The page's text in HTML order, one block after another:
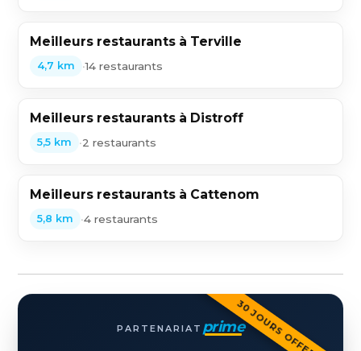
Meilleurs restaurants à Terville
4,7 km •14 restaurants
Meilleurs restaurants à Distroff
5,5 km •2 restaurants
Meilleurs restaurants à Cattenom
5,8 km •4 restaurants
30 JOURS OFFERTS
PARTENARIAT prime